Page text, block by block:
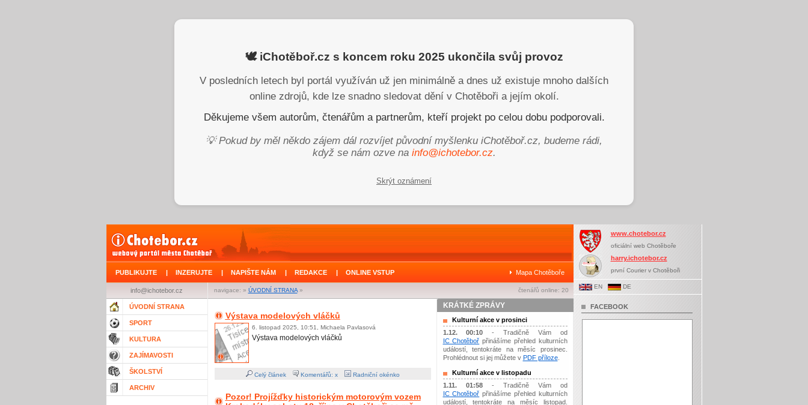
🕊️ iChotěboř.cz s koncem roku 2025 ukončila svůj provoz
V posledních letech byl portál využíván už jen minimálně a dnes už existuje mnoho dalších
online zdrojů, kde lze snadno sledovat dění v Chotěboři a jejím okolí.
Děkujeme všem autorům, čtenářům a partnerům, kteří projekt po celou dobu podporovali.
💡 Pokud by měl někdo zájem dál rozvíjet původní myšlenku iChotěboř.cz, budeme rádi,
když se nám ozve na info@ichotebor.cz.
Skrýt oznámení
PUBLIKUJTE | INZERUJTE | NAPIŠTE NÁM | REDAKCE | ONLINE VSTUP Mapa Chotěboře
navigace: » ÚVODNÍ STRANA» čtenářů online: 20
info@ichotebor.cz
ÚVODNÍ STRANA
SPORT
KULTURA
ZAJÍMAVOSTI
ŠKOLSTVÍ
ARCHIV
Výstava modelových vláčků
6. listopad 2025, 10:51, Michaela Pavlasová
Výstava modelových vláčků
Celý článek Komentářů: x Radniční okénko
Pozor! Projížďky historickým motorovým vozem
KRÁTKÉ ZPRÁVY
Kulturní akce v prosinci
1.12. 00:10 - Tradičně Vám od
IC Chotěboř přinášíme přehled kulturních
událostí, tentokráte na měsíc prosinec.
Prohlédnout si jej můžete v PDF příloze.
Kulturní akce v listopadu
1.11. 01:58- Tradičně Vám od
IC Chotěboř přinášíme přehled kulturních
událostí, tentokráte na měsíc listopad.
www.chotebor.cz
oficiální web Chotěboře
harry.ichotebor.cz
první Courier v Chotěboři
EN DE
FACEBOOK